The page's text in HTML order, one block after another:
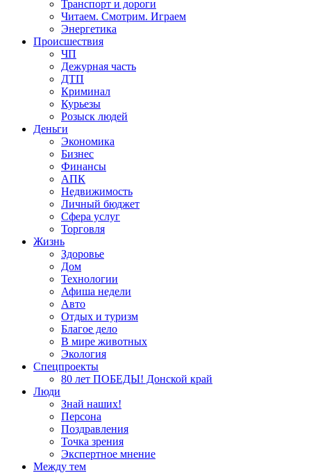
Транспорт и дороги
Читаем. Смотрим. Играем
Энергетика
Происшествия
ЧП
Дежурная часть
ДТП
Криминал
Курьезы
Розыск людей
Деньги
Экономика
Бизнес
Финансы
АПК
Недвижимость
Личный бюджет
Сфера услуг
Торговля
Жизнь
Здоровье
Дом
Технологии
Афиша недели
Авто
Отдых и туризм
Благое дело
В мире животных
Экология
Спецпроекты
80 лет ПОБЕДЫ! Донской край
Люди
Знай наших!
Персона
Поздравления
Точка зрения
Экспертное мнение
Между тем